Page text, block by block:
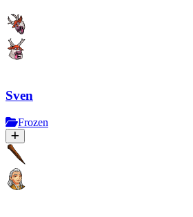
Sven
Frozen